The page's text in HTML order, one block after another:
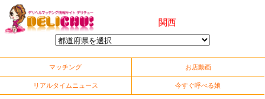
関西
マッチング お店動画
リアルタイムニュース 今すぐ呼べる娘